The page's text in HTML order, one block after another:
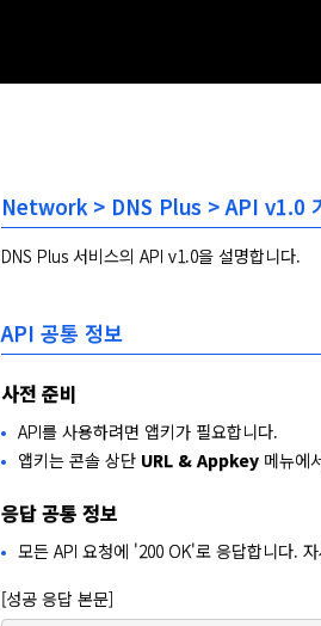
Network > DNS Plus > API v1.0
DNS Plus 서비스의 API v1.0을 설명합니다.
API 공통 정보
사전 준비
API를 사용하려면 앱키가 필요합니다.
앱키는 콘솔 상단 URL & Appkey 메뉴에
응답 공통 정보
모든 API 요청에 '200 OK'로 응답합니다.
[성공 응답 본문]